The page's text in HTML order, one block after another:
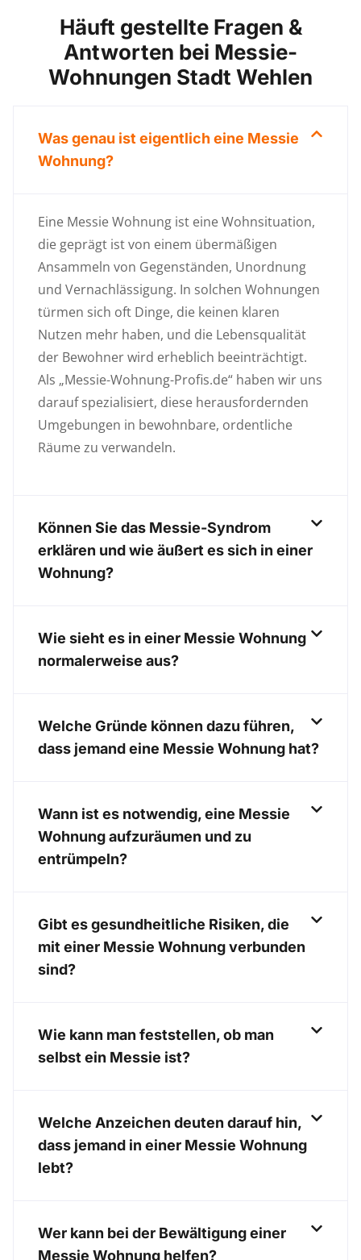
Häuft gestellte Fragen &
Antworten bei Messie-
Wohnungen Stadt Wehlen
Was genau ist eigentlich eine Messie
Wohnung?
Eine Messie Wohnung ist eine Wohnsituation,
die geprägt ist von einem übermäßigen
Ansammeln von Gegenständen, Unordnung
und Vernachlässigung. In solchen Wohnungen
türmen sich oft Dinge, die keinen klaren
Nutzen mehr haben, und die Lebensqualität
der Bewohner wird erheblich beeinträchtigt.
Als „Messie-Wohnung-Profis.de“ haben wir uns
darauf spezialisiert, diese herausfordernden
Umgebungen in bewohnbare, ordentliche
Räume zu verwandeln.
Können Sie das Messie-Syndrom
erklären und wie äußert es sich in einer
Wohnung?
Wie sieht es in einer Messie Wohnung
normalerweise aus?
Welche Gründe können dazu führen,
dass jemand eine Messie Wohnung hat?
Wann ist es notwendig, eine Messie
Wohnung aufzuräumen und zu
entrümpeln?
Gibt es gesundheitliche Risiken, die
mit einer Messie Wohnung verbunden
sind?
Wie kann man feststellen, ob man
selbst ein Messie ist?
Welche Anzeichen deuten darauf hin,
dass jemand in einer Messie Wohnung
lebt?
Wer kann bei der Bewältigung einer
Messie Wohnung helfen?